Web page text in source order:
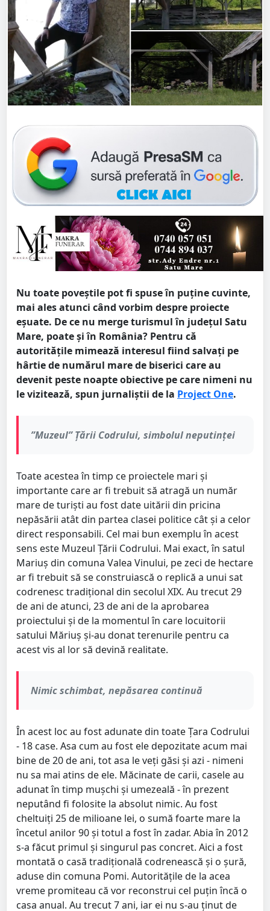
Nu toate poveștile pot fi spuse în puține cuvinte,
mai ales atunci când vorbim despre proiecte
eșuate. De ce nu merge turismul în județul Satu
Mare, poate și în România? Pentru că
autoritățile mimează interesul fiind salvați pe
hârtie de numărul mare de biserici care au
devenit peste noapte obiective pe care nimeni nu
le vizitează, spun jurnaliștii de la Project One.
”Muzeul” Țării Codrului, simbolul neputinței
Toate acestea în timp ce proiectele mari și
importante care ar fi trebuit să atragă un număr
mare de turiști au fost date uitării din pricina
nepăsării atât din partea clasei politice cât și a celor
direct responsabili. Cel mai bun exemplu în acest
sens este Muzeul Țării Codrului. Mai exact, în satul
Mariuș din comuna Valea Vinului, pe zeci de hectare
ar fi trebuit să se construiască o replică a unui sat
codrenesc tradițional din secolul XIX. Au trecut 29
de ani de atunci, 23 de ani de la aprobarea
proiectului și de la momentul în care locuitorii
satului Măriuș și-au donat terenurile pentru ca
acest vis al lor să devină realitate.
Nimic schimbat, nepăsarea continuă
În acest loc au fost adunate din toate Țara Codrului
- 18 case. Asa cum au fost ele depozitate acum mai
bine de 20 de ani, tot asa le veți găsi și azi - nimeni
nu sa mai atins de ele. Măcinate de carii, casele au
adunat în timp mușchi și umezeală - în prezent
neputând fi folosite la absolut nimic. Au fost
cheltuiți 25 de milioane lei, o sumă foarte mare la
încetul anilor 90 și totul a fost în zadar. Abia în 2012
s-a făcut primul și singurul pas concret. Aici a fost
montată o casă tradițională codrenească și o șură,
aduse din comuna Pomi. Autoritățile de la acea
vreme promiteau că vor reconstrui cel puțin încă o
casa anual. Au trecut 7 ani, iar ei nu s-au ținut de